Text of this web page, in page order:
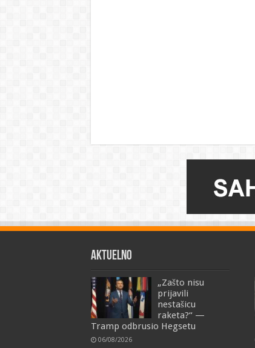
AKTUELNO
„Zašto nisu
prijavili
nestašicu
raketa?“ —
Tramp odbrusio Hegsetu
06/08/2026